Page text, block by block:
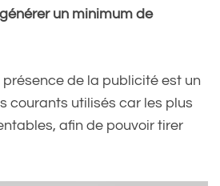
un minimum de
présence de la publicité est un
courants utilisés car les plus
afin de pouvoir tirer